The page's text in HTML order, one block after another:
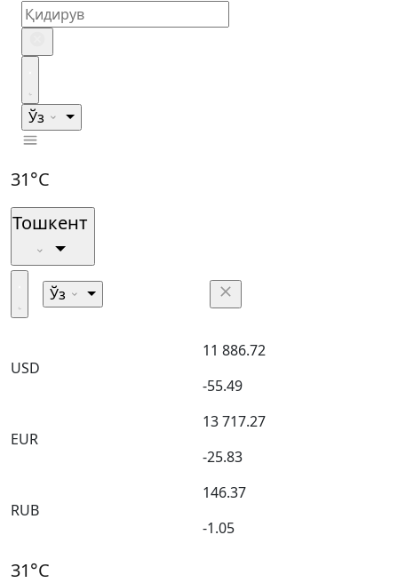
Ўз
31°C
Тошкент
Ўз
USD
11 886.72
-55.49
EUR
13 717.27
-25.83
RUB
146.37
-1.05
31°C